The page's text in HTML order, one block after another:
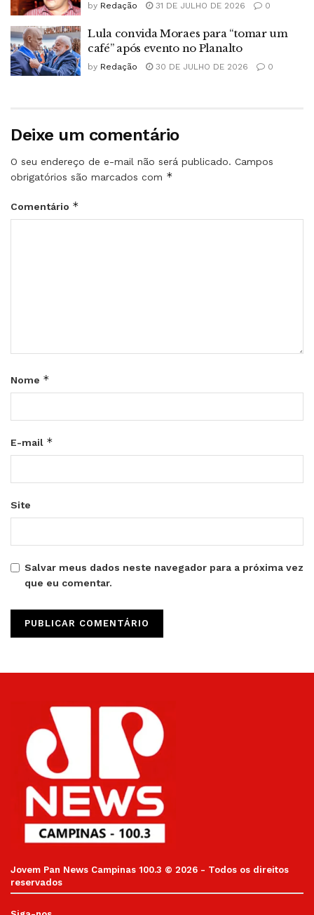
by Redação 31 DE JULHO DE 2026 0
Lula convida Moraes para “tomar um
café” após evento no Planalto
by Redação 30 DE JULHO DE 2026 0
Deixe um comentário
O seu endereço de e-mail não será publicado. Campos
obrigatórios são marcados com *
Comentário *
Nome *
E-mail *
Site
Salvar meus dados neste navegador para a próxima vez
que eu comentar.
Jovem Pan News Campinas 100.3 © 2026 - Todos os direitos
reservados